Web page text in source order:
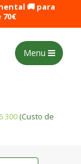
🚚 para
Menu
300 (Custo de